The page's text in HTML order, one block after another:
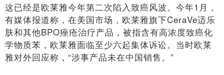
这已经是欧莱雅今年第二次陷入致癌风波。今年1月，
有媒体报道称，在美国市场，欧莱雅旗下CeraVe适乐
肤和其他BPO痤疮治疗产品，被指含有高浓度致癌化
学物质苯，欧莱雅面临至少六起集体诉讼。当时欧莱
雅对外回应称，“涉事产品未在中国销售。”